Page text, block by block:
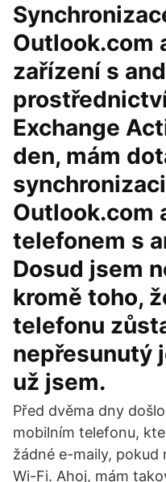
Outlook.com
zařízení s
Exchange
den, mám
Outlook.com
telefonem s
Dosud jsem
kromě toho,
telefonu
nepřesunutý
už jsem.
Před dvěma dny
mobilním telefonu,
žádné e-maily, pokud
Wi-Fi. Ahoj, mám